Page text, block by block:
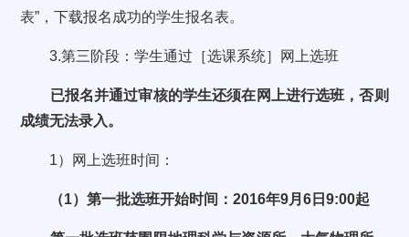
表”，下载报名成功的学生报名表。
3.第三阶段：学生通过［选课系统］网上选班
已报名并通过审核的学生还须在网上进行选班，否则
成绩无法录入。
1） 网上选班时间：
（1）第一批选班开始时间：2016年9月6 日9:00起